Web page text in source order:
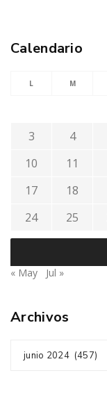
Calendario
L M
3
4
10
11
17
18
24
25
« May Jul »
Archivos
junio 2024 (457)